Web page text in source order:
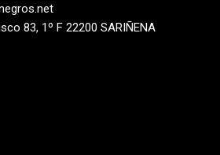
83, 1º F 22200 SARIÑENA